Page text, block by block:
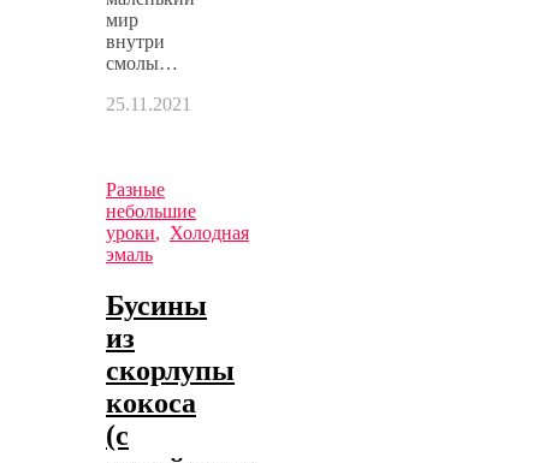
мир
внутри
смолы…
25.11.2021
Разные
небольшие
уроки, Холодная
эмаль
Бусины
из
скорлупы
кокоса
(с